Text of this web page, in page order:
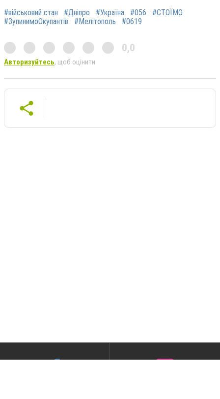
#військовий стан #Дніпро #Україна #056
#СТОЇМО
#ЗупинимоОкупантів
#Мелітополь #0619
0,0
Авторизуйтесь, щоб оцінити